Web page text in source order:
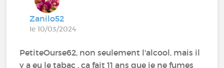
Zanilo52
le 10/03/2024
PetiteOurse62, non seulement l'alcool, mais il
y a eu le tabac , ca fait 11 ans que je ne fumes